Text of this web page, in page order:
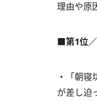
理由や原
■第1位／
・「朝
が差し迫